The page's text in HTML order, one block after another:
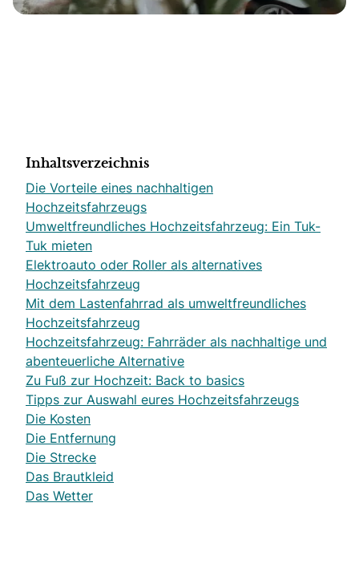
Inhaltsverzeichnis
Die Vorteile eines nachhaltigen
Hochzeitsfahrzeugs
Umweltfreundliches Hochzeitsfahrzeug: Ein Tuk-
Tuk mieten
Elektroauto oder Roller als alternatives
Hochzeitsfahrzeug
Mit dem Lastenfahrrad als umweltfreundliches
Hochzeitsfahrzeug
Hochzeitsfahrzeug: Fahrräder als nachhaltige und
abenteuerliche Alternative
Zu Fuß zur Hochzeit: Back to basics
Tipps zur Auswahl eures Hochzeitsfahrzeugs
Die Kosten
Die Entfernung
Die Strecke
Das Brautkleid
Das Wetter